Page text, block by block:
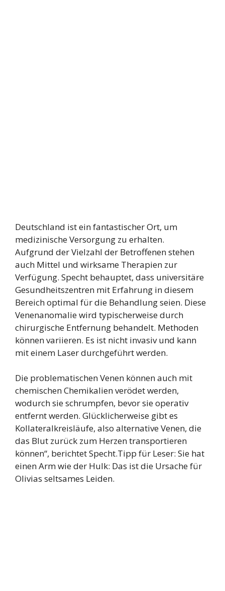
Deutschland ist ein fantastischer Ort, um
medizinische Versorgung zu erhalten.
Aufgrund der Vielzahl der Betroffenen stehen
auch Mittel und wirksame Therapien zur
Verfügung. Specht behauptet, dass universitäre
Gesundheitszentren mit Erfahrung in diesem
Bereich optimal für die Behandlung seien. Diese
Venenanomalie wird typischerweise durch
chirurgische Entfernung behandelt. Methoden
können variieren. Es ist nicht invasiv und kann
mit einem Laser durchgeführt werden.
Die problematischen Venen können auch mit
chemischen Chemikalien verödet werden,
wodurch sie schrumpfen, bevor sie operativ
entfernt werden. Glücklicherweise gibt es
Kollateralkreisläufe, also alternative Venen, die
das Blut zurück zum Herzen transportieren
können“, berichtet Specht.Tipp für Leser: Sie hat
einen Arm wie der Hulk: Das ist die Ursache für
Olivias seltsames Leiden.